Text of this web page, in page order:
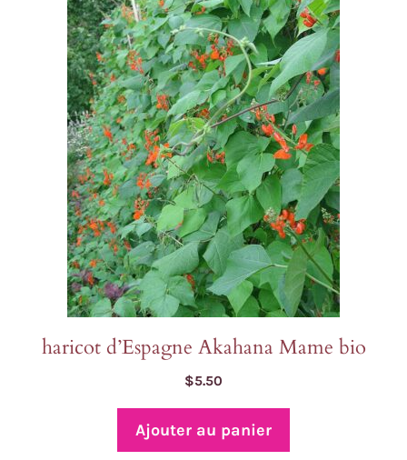
haricot d’Espagne Akahana Mame bio
$5.50
Ajouter au panier